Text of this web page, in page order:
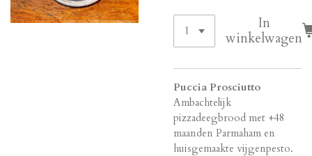
In
winkelwagen
Puccia Prosciutto
Ambachtelijk
pizzadeegbrood met +48
maanden Parmaham en
huisgemaakte vijgenpesto.